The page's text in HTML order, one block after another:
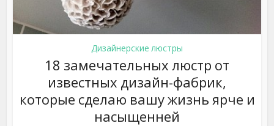
Дизайнерские люстры
18 замечательных люстр от
известных дизайн-фабрик,
которые сделаю вашу жизнь ярче и
насыщенней